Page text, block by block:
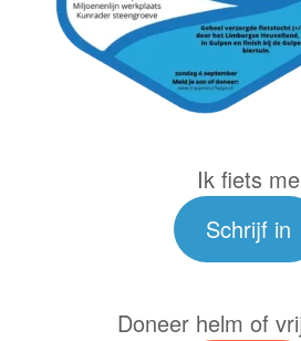
Ik fiets me
Schrijf in
Doneer helm of